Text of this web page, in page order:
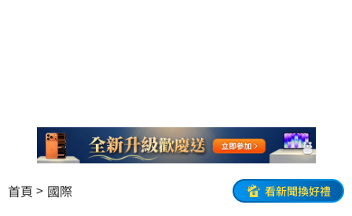
首頁 國際 看新聞換好禮